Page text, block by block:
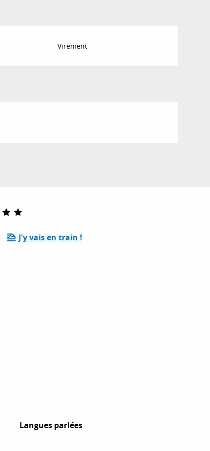
Virement
J'y vais en train !
Langues parlées
Langues parlées